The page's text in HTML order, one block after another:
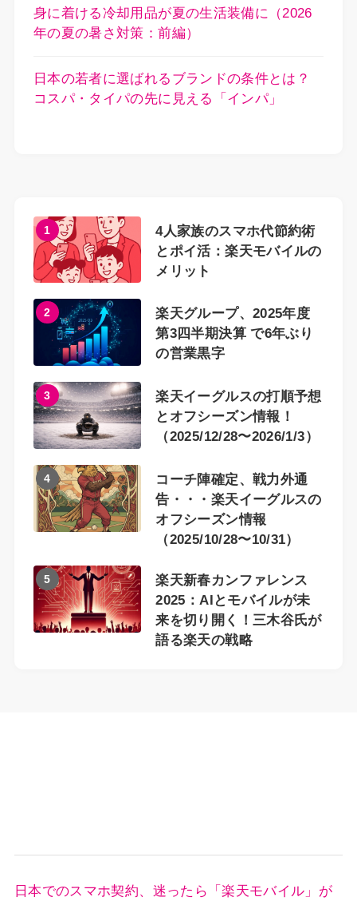
身に着ける冷却用品が夏の生活装備に（2026
年の夏の暑さ対策：前編）
日本の若者に選ばれるブランドの条件とは？
コスパ・タイパの先に見える「インパ」
1
4人家族のスマホ代節約術
とポイ活：楽天モバイルの
メリット
2
楽天グループ、2025年度
第3四半期決算 で6年ぶり
の営業黒字
3
楽天イーグルスの打順予想
とオフシーズン情報！
（2025/12/28〜2026/1/3）
4
コーチ陣確定、戦力外通
告・・・楽天イーグルスの
オフシーズン情報
（2025/10/28〜10/31）
5
楽天新春カンファレンス
2025：AIとモバイルが未
来を切り開く！三木谷氏が
語る楽天の戦略
日本でのスマホ契約、迷ったら「楽天モバイル」が